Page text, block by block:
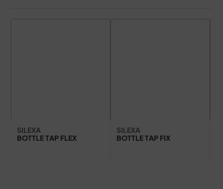
SILEXA
BOTTLE TAP FLEX
SILEXA
BOTTLE TAP FIX